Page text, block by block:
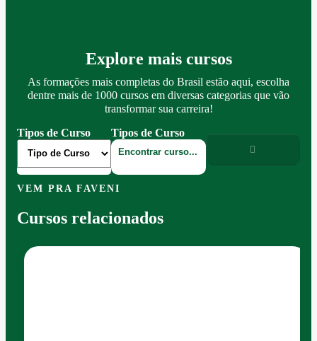
Explore mais cursos
As formações mais completas do Brasil estão aqui, escolha
dentre mais de 1000 cursos em diversas categorias que vão
transformar sua carreira!
Tipos de Curso
Tipos de Curso
VEM PRA FAVENI
Cursos relacionados